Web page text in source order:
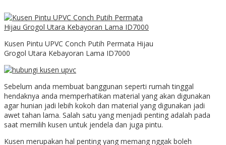
Kusen Pintu UPVC Conch Putih Permata Hijau
Grogol Utara Kebayoran Lama ID7000
Sebelum anda membuat banggunan seperti rumah tinggal
hendaknya anda memperhatikan material yang akan digunakan
agar hunian jadi lebih kokoh dan material yang digunakan jadi
awet tahan lama. Salah satu yang menjadi penting adalah pada
saat memilih kusen untuk jendela dan juga pintu.
Kusen merupakan hal penting yang memang nggak boleh